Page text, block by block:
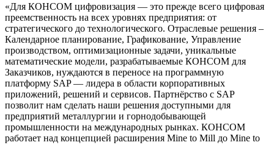
«Для КОНСОМ цифровизация — это прежде всего цифровая
преемственность на всех уровнях предприятия: от
стратегического до технологического. Отраслевые решения –
Календарное планирование, Графикование, Управление
производством, оптимизационные задачи, уникальные
математические модели, разрабатываемые КОНСОМ для
Заказчиков, нуждаются в переносе на программную
платформу SAP — лидера в области корпоративных
приложений, решений и сервисов. Партнёрство с SAP
позволит нам сделать наши решения доступными для
предприятий металлургии и горнодобывающей
промышленности на международных рынках. КОНСОМ
работает над концепцией расширения Mine to Mill до Mine to